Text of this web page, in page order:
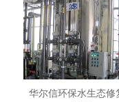
华尔信环保水生态修